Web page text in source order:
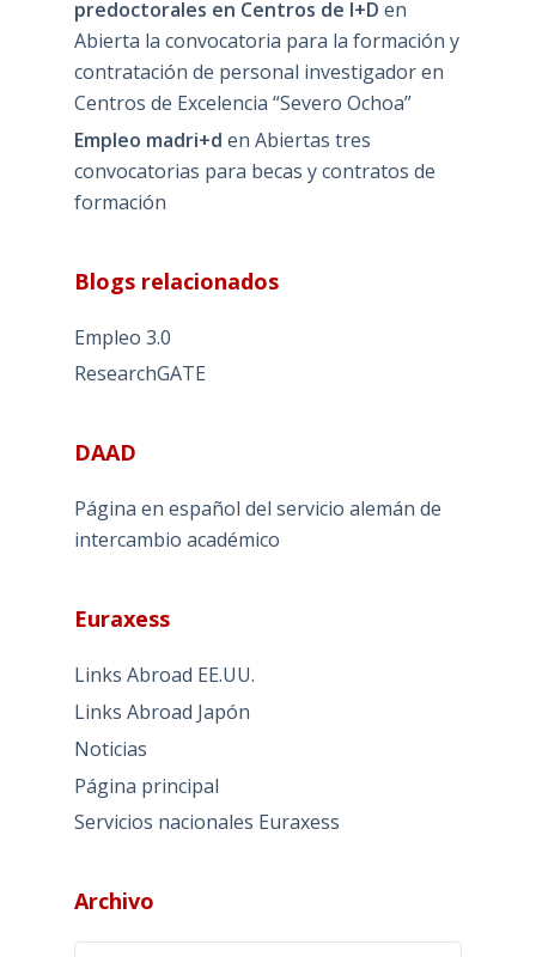
predoctorales en Centros de I+D en
Abierta la convocatoria para la formación y
contratación de personal investigador en
Centros de Excelencia “Severo Ochoa”
Empleo madri+d en Abiertas tres
convocatorias para becas y contratos de
formación
Blogs relacionados
Empleo 3.0
ResearchGATE
DAAD
Página en español del servicio alemán de
intercambio académico
Euraxess
Links Abroad EE.UU.
Links Abroad Japón
Noticias
Página principal
Servicios nacionales Euraxess
Archivo